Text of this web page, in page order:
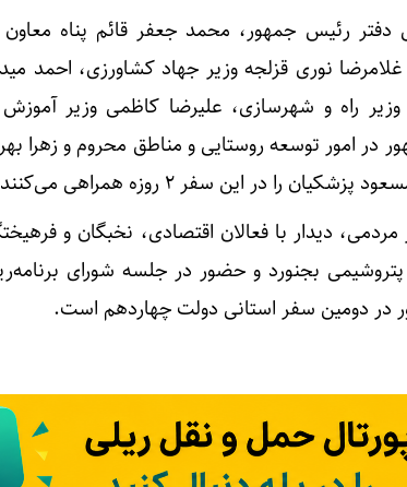
رئیس جمهور، محمد جعفر قائم پناه معاون
نوری قزلجه وزیر جهاد کشاورزی، احمد
وزیر راه و شهرسازی، علیرضا کاظمی وزیر
امور توسعه روستایی و مناطق محروم و زهرا
را در این سفر ۲ روزه همراهی می‌کنند.
دیدار با فعالان اقتصادی، نخبگان و
بجنورد و حضور در جلسه شورای
در دومین سفر استانی دولت چهاردهم است.